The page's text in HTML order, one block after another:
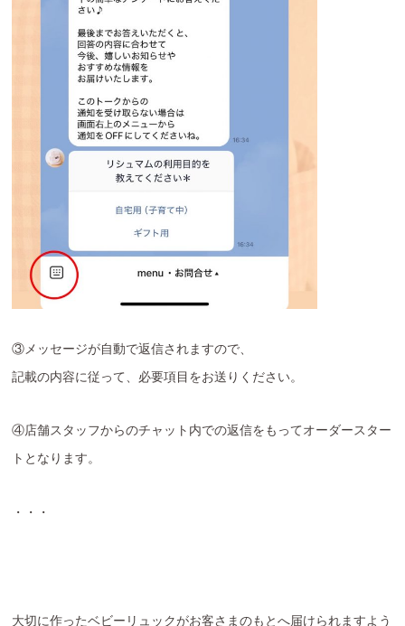
③メッセージが自動で返信されますので、
記載の内容に従って、必要項目をお送りください。
④店舗スタッフからのチャット内での返信をもってオーダースター
トとなります。
・・・
大切に作ったベビーリュックがお客さまのもとへ届けられますよう